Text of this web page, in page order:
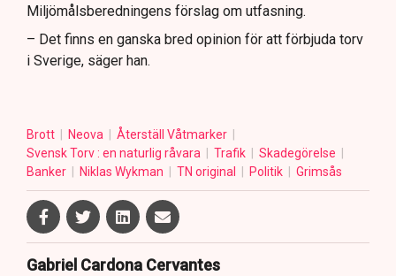
Miljömålsberedningens förslag om utfasning.
– Det finns en ganska bred opinion för att förbjuda torv
i Sverige, säger han.
Brott Neova
Återställ Våtmarker
Svensk Torv : en naturlig råvara
Trafik
Skadegörelse
Banker
Niklas Wykman TN original Politik Grimsås
Gabriel Cardona Cervantes